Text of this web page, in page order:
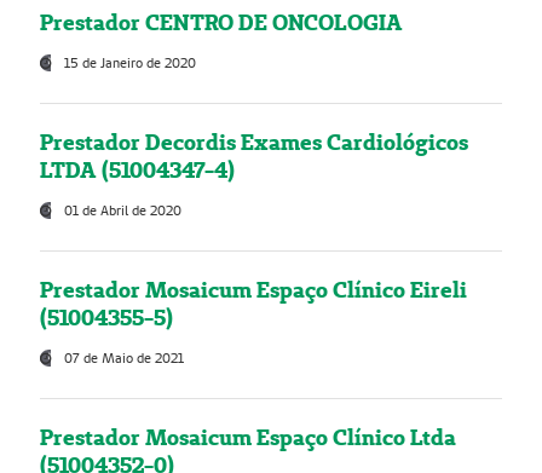
Prestador CENTRO DE ONCOLOGIA
15 de Janeiro de 2020
Prestador Decordis Exames Cardiológicos
LTDA (51004347-4)
01 de Abril de 2020
Prestador Mosaicum Espaço Clínico Eireli
(51004355-5)
07 de Maio de 2021
Prestador Mosaicum Espaço Clínico Ltda
(51004352-0)